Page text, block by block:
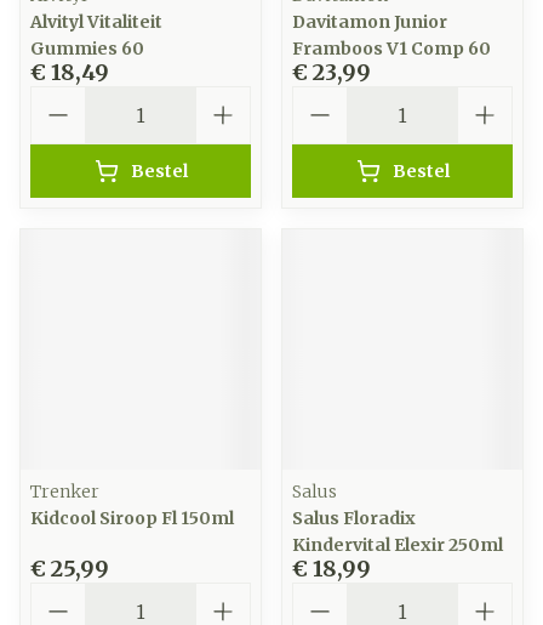
Alvityl Vitaliteit
Gummies 60
€ 18,49
Bestel
Davitamon Junior
Framboos V1 Comp 60
€ 23,99
Bestel
Trenker
Kidcool Siroop Fl 150ml
€ 25,99
Salus
Salus Floradix
Kindervital Elexir 250ml
€ 18,99